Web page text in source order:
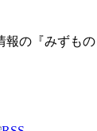
の『みずもの